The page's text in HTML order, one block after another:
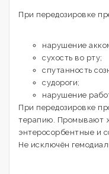
При передозировке
нарушение
сухость во рту;
спутанность
судороги;
нарушение
При передозировке
терапию. Промывают
энтеросорбентные и
Не исключён